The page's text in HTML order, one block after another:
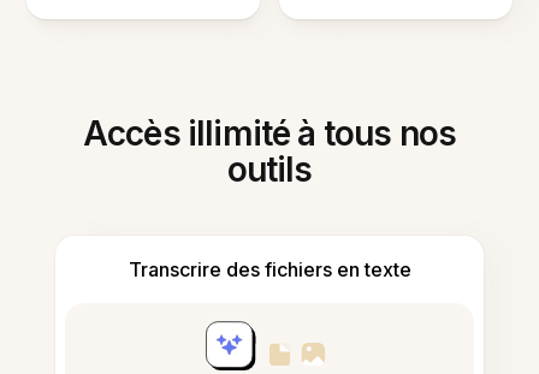
Accès illimité à tous nos
outils
Transcrire des fichiers en texte